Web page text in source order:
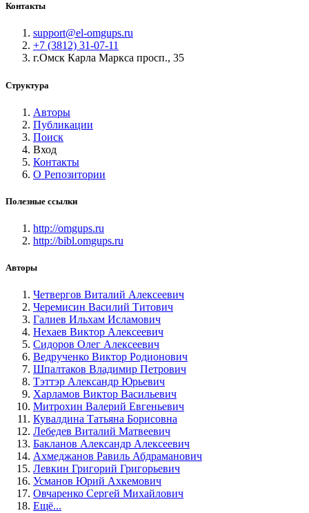
Контакты
support@el-omgups.ru
+7 (3812) 31-07-11
г.Омск Карла Маркса просп., 35
Структура
Авторы
Публикации
Поиск
Вход
Контакты
О Репозитории
Полезные ссылки
http://omgups.ru
http://bibl.omgups.ru
Авторы
Четвергов Виталий Алексеевич
Черемисин Василий Титович
Галиев Ильхам Исламович
Нехаев Виктор Алексеевич
Сидоров Олег Алексеевич
Ведрученко Виктор Родионович
Шпалтаков Владимир Петрович
Тэттэр Александр Юрьевич
Харламов Виктор Васильевич
Митрохин Валерий Евгеньевич
Кувалдина Татьяна Борисовна
Лебедев Виталий Матвеевич
Бакланов Александр Алексеевич
Ахмеджанов Равиль Абдраманович
Левкин Григорий Григорьевич
Усманов Юрий Ахкемович
Овчаренко Сергей Михайлович
Ещё...